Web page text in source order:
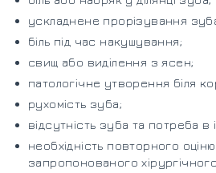
ускладнене прорізування
біль під час накушування;
свищ або виділення з ясен;
патологічне утворення біля
рухомість зуба;
відсутність зуба та потреба в
необхідність повторного
запропонованого